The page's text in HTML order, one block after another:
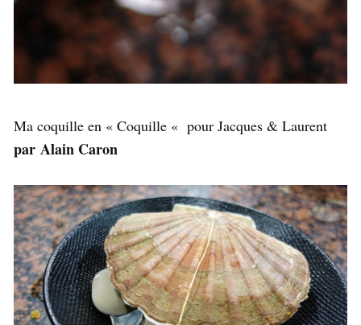
Ma coquille en « Coquille « pour Jacques & Laurent
par Alain Caron